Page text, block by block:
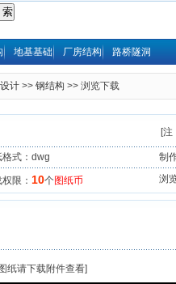
地基基础 厂房结构 路桥隧洞
计 >> 钢结构 >> 浏览下载
[
格式：dwg
制
限： 10个 图纸币 浏
纸请下载附件查看]